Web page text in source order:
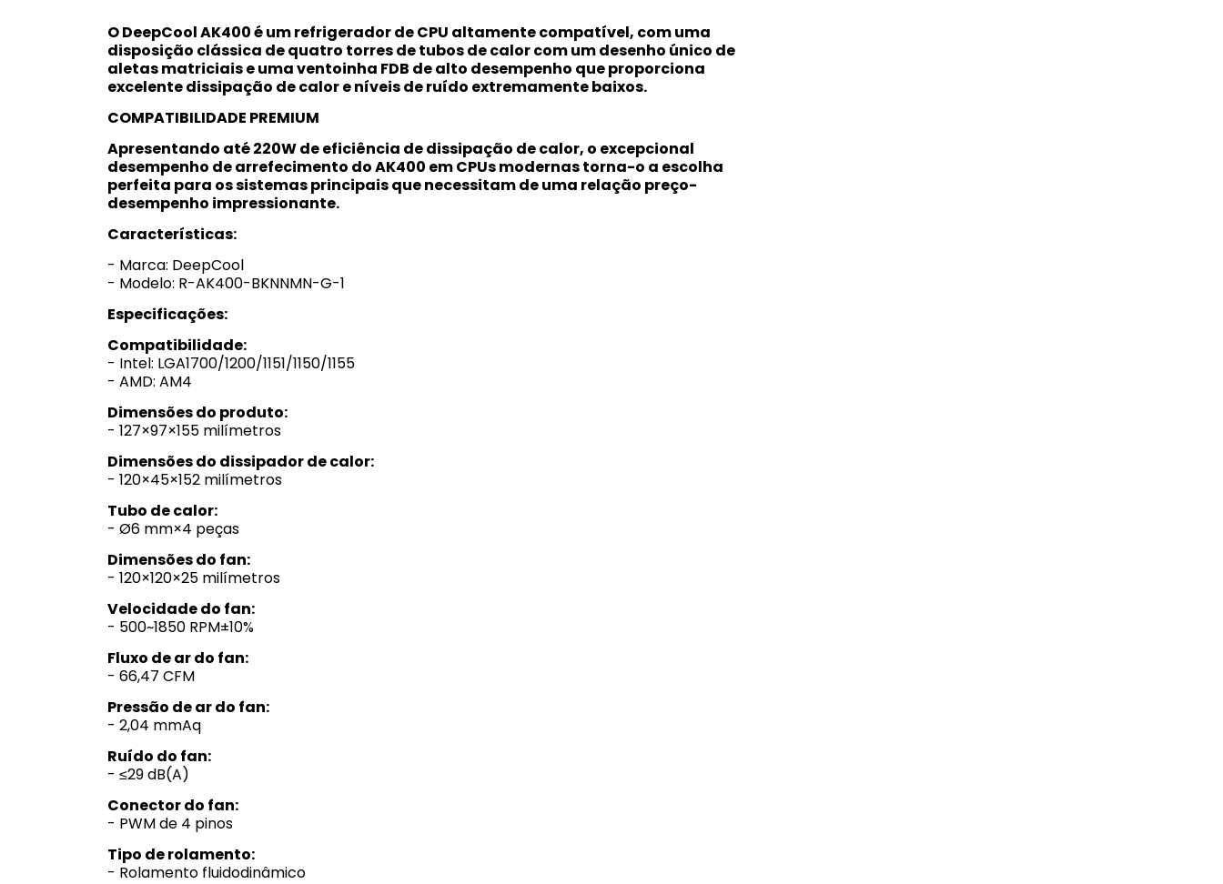
O DeepCool AK400 é um refrigerador de CPU altamente compatível, com uma
disposição clássica de quatro torres de tubos de calor com um desenho único de
aletas matriciais e uma ventoinha FDB de alto desempenho que proporciona
excelente dissipação de calor e níveis de ruído extremamente baixos.
COMPATIBILIDADE PREMIUM
Apresentando até 220W de eficiência de dissipação de calor, o excepcional
desempenho de arrefecimento do AK400 em CPUs modernas torna-o a escolha
perfeita para os sistemas principais que necessitam de uma relação preço-
desempenho impressionante.
Características:
- Marca: DeepCool
- Modelo: R-AK400-BKNNMN-G-1
Especificações:
Compatibilidade:
- Intel: LGA1700/1200/1151/1150/1155
- AMD: AM4
Dimensões do produto:
- 127×97×155 milímetros
Dimensões do dissipador de calor:
- 120×45×152 milímetros
Tubo de calor:
- Ø6 mm×4 peças
Dimensões do fan:
- 120×120×25 milímetros
Velocidade do fan:
- 500~1850 RPM±10%
Fluxo de ar do fan:
- 66,47 CFM
Pressão de ar do fan:
- 2,04 mmAq
Ruído do fan:
- ≤29 dB(A)
Conector do fan:
- PWM de 4 pinos
Tipo de rolamento:
- Rolamento fluidodinâmico